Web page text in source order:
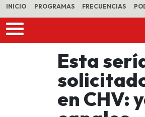
INICIO PROGRAMAS FRECUENCIAS
Esta
en CHV: